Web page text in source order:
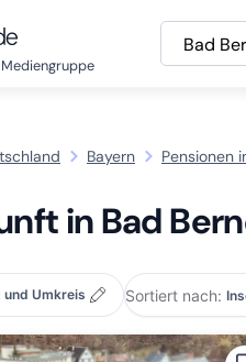
Mediengruppe
Bad
Bayern Pensionen
in Bad
und Umkreis Sortiert nach: